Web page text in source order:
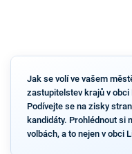
Jak se volí ve vašem
zastupitelstev krajů v
Podívejte se na zisky
kandidáty. Prohlédnout si
volbách, a to nejen v obci